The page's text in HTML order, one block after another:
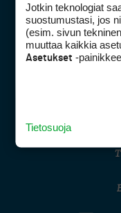
Jotkin teknologiat
suostumustasi, jos
(esim. sivun
muuttaa kaikkia
Asetukset -
Tietosuoja